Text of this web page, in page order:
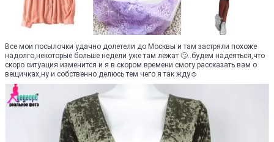
Все мои посылочки удачно долетели до Москвы и там застряли похоже
надолго,некоторые больше недели уже там лежат 🙄..будем надеяться,что
скоро ситуация изменится и я в скором времени смогу рассказать вам о
вещичках,ну и собственно делюсь тем чего я так жду☺